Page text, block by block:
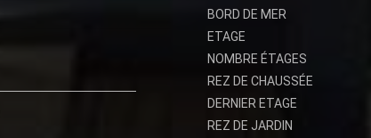
BORD DE MER
ETAGE
NOMBRE ÉTAGES
REZ DE CHAUSSÉE
DERNIER ETAGE
REZ DE JARDIN